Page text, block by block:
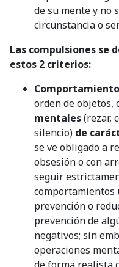
de su mente y no
circunstancia o
Las compulsiones se
estos 2 criterios:
orden de objetos,
mentales(rezar,
silencio) de
se ve obligado a
obsesión o con
seguir
comportamientos
prevención o
prevención de
negativos; sin
operaciones